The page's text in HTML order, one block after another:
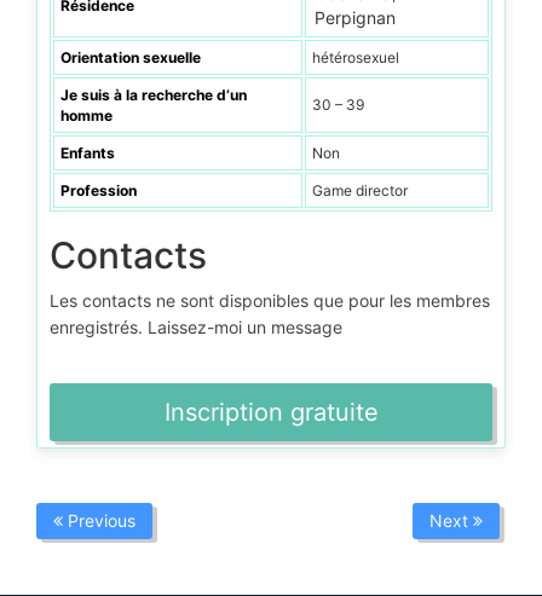
Résidence
Perpignan
Orientation sexuelle hétérosexuel
Je suis à la recherche d’un
homme
30 – 39
Enfants Non
Profession Game director
Contacts
Les contacts ne sont disponibles que pour les membres
enregistrés. Laissez-moi un message
Inscription gratuite
Previous Next